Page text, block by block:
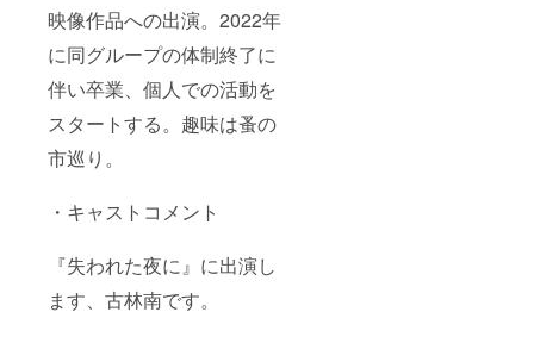
映像作品への出演。2022年
に同グループの体制終了に
伴い卒業、個人での活動を
スタートする。趣味は蚤の
市巡り。
・キャストコメント
『失われた夜に』に出演し
ます、古林南です。